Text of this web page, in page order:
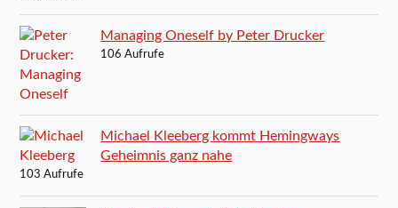
Managing Oneself by Peter Drucker
106 Aufrufe
Michael Kleeberg kommt Hemingways
Geheimnis ganz nahe
103 Aufrufe